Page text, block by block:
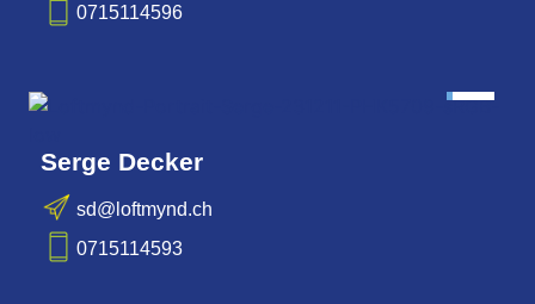
0715114596
Serge Decker
sd@loftmynd.ch
0715114593